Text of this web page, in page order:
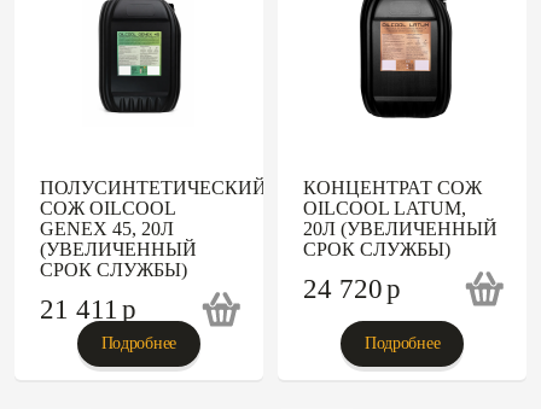
ПОЛУСИНТЕТИЧЕСКИЙ
СОЖ OILCOOL
GENEX 45, 20Л
(УВЕЛИЧЕННЫЙ
СРОК СЛУЖБЫ)
21 411p
Подробнее
КОНЦЕНТРАТ СОЖ
OILCOOL LATUM,
20Л (УВЕЛИЧЕННЫЙ
СРОК СЛУЖБЫ)
24 720p
Подробнее